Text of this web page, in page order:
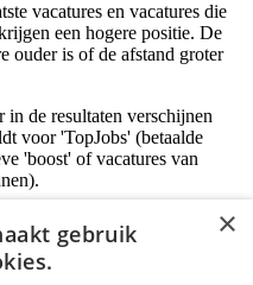
vacatures en vacatures die
een hogere positie. De
ouder is of de afstand groter
de resultaten verschijnen
voor 'TopJobs' (betaalde
'boost' of vacatures van
×
gebruik